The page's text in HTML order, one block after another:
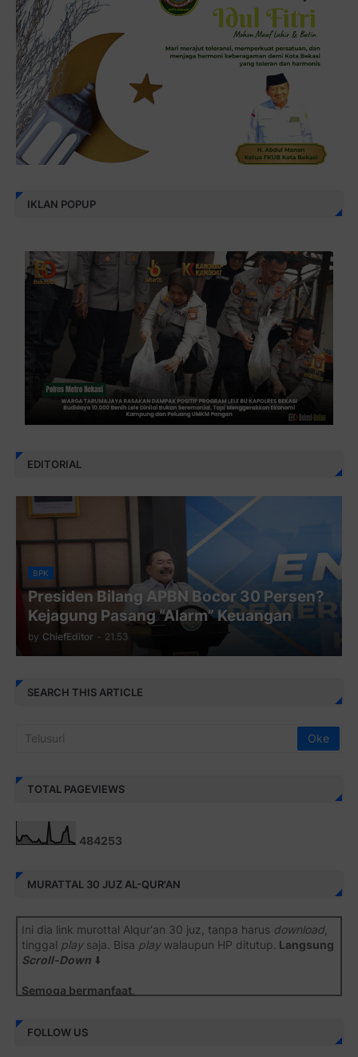
IKLAN POPUP
EDITORIAL
BPK
Presiden Bilang APBN Bocor 30 Persen?
Kejagung Pasang “Alarm” Keuangan
by ChiefEditor - 21.53
SEARCH THIS ARTICLE
TOTAL PAGEVIEWS
484253
MURATTAL 30 JUZ AL-QUR'AN
Ini dia link murottal Alqur'an 30 juz, tanpa harus download,
tinggal playsaja. Bisa playwalaupun HP ditutup. Langsung
Scroll-Down ⬇️
Semoga bermanfaat
Juz 1 ⇨
FOLLOW US